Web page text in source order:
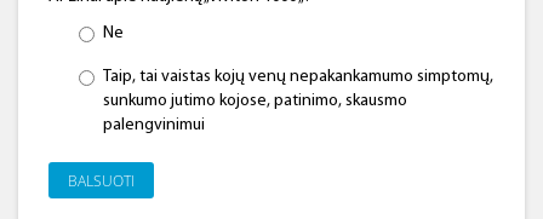
Ne
Taip, tai vaistas kojų venų nepakankamumo simptomų,
sunkumo jutimo kojose, patinimo, skausmo
palengvinimui
BALSUOTI